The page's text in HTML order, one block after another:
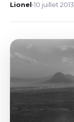
Lionel•10 juillet 2013